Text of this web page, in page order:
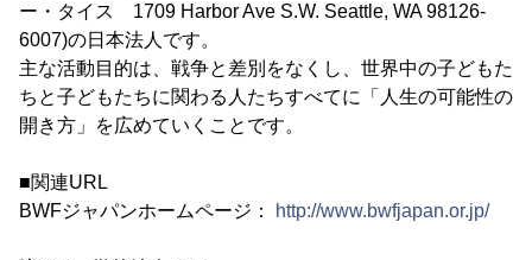
ー・タイス 1709 Harbor Ave S.W. Seattle, WA 98126-
6007)の日本法人です。
主な活動目的は、戦争と差別をなくし、世界中の子どもた
ちと子どもたちに関わる人たちすべてに「人生の可能性の
開き方」を広めていくことです。
■関連URL
BWFジャパンホームページ：
http://www.bwfjapan.or.jp/